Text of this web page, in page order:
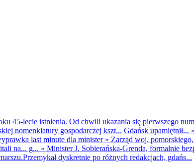
45-lecie istnienia. Od chwili ukazania się pierwszego
nomenklatury gospodarczej kszt... Gdańsk upamiętnił... »
last minute dla minister» Zarząd woj.
na... g... » Minister J. Sobierańska-Grenda, formalnie
dyskretnie po różnych redakcjach, gdańs...